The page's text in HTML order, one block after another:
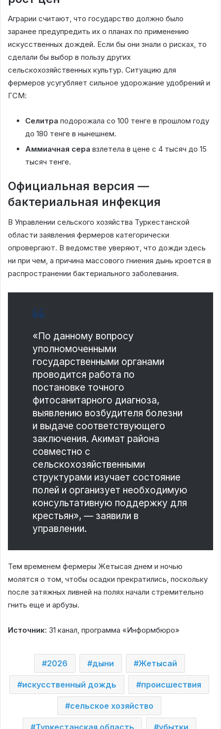
Аграрии считают, что государство должно было
заранее предупредить их о планах по применению
искусственных дождей. Если бы они знали о рисках, то
сделали бы выбор в пользу других
сельскохозяйственных культур. Ситуацию для
фермеров усугубляет сильное удорожание удобрений и
ГСМ:
Селитра подорожала со 100 тенге в прошлом году
до 180 тенге в нынешнем.
Аммиачная сера взлетела в цене с 4 тысяч до 15
тысяч тенге.
Официальная версия —
бактериальная инфекция
В Управлении сельского хозяйства Туркестанской
области заявления фермеров категорически
опровергают. В ведомстве уверяют, что дожди здесь
ни при чем, а причина массового гниения дынь кроется в
распространении бактериального заболевания.
«По данному вопросу
уполномоченными
государственными органами
проводится работа по
постановке точного
фитосанитарного диагноза,
выявлению возбудителя болезни
и выдаче соответствующего
заключения. Акимат района
совместно с
сельскохозяйственными
структурами изучает состояние
полей и организует необходимую
консультативную поддержку для
крестьян», — заявили в
управлении.
Тем временем фермеры Жетысая днем и ночью
молятся о том, чтобы осадки прекратились, поскольку
после затяжных ливней на полях начали стремительно
гнить еще и арбузы.
Источник: 31 канал, программа «Информбюро»
2026 дыни Жетысай
искусственный дождь происшествия
сельское хозяйство
Туркестанская область убытки